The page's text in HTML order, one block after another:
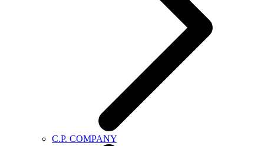
C.P. COMPANY